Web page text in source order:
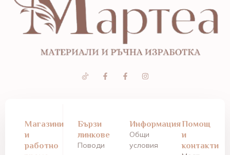
Магазини
и
работно
Бързи
линкове
Поводи
Информация
Общи
условия
Помощ
и
контакти